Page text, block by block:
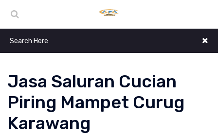
Jasa Saluran Cucian
Piring Mampet Curug
Karawang